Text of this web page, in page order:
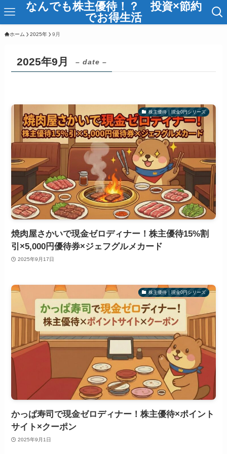
なんでも株主優待！？ 投資×節約
でお得生活
ホーム 2025年 9月
2025年9月 – date –
株主優待｜現金0円シリーズ
焼肉屋さかいで現金ゼロディナー！株主優待15%割
引×5,000円優待券×ジェフグルメカード
2025年9月17日
株主優待｜現金0円シリーズ
かっぱ寿司で現金ゼロディナー！株主優待×ポイント
サイト×クーポン
2025年9月1日